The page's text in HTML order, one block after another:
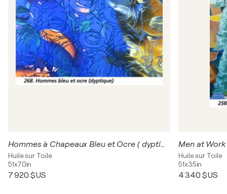
Hommes à Chapeaux Bleu et Ocre ( dyptique )
Huile sur Toile
51x70in
7 920 $US
Men at Work
Huile sur Toile
51x35in
4 340 $US